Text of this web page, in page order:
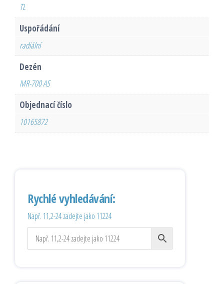
TL
Uspořádání
radiální
Dezén
MR-700 AS
Objednací číslo
10165872
Rychlé vyhledávání:
Např. 11,2-24 zadejte jako 11224